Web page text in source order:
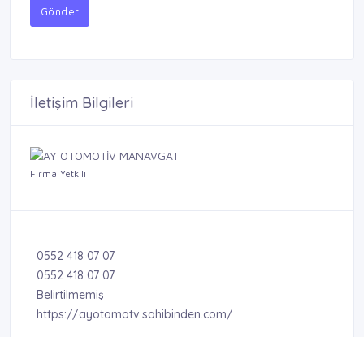
Gönder
İletişim Bilgileri
Firma Yetkili
0552 418 07 07
0552 418 07 07
Belirtilmemiş
https://ayotomotv.sahibinden.com/